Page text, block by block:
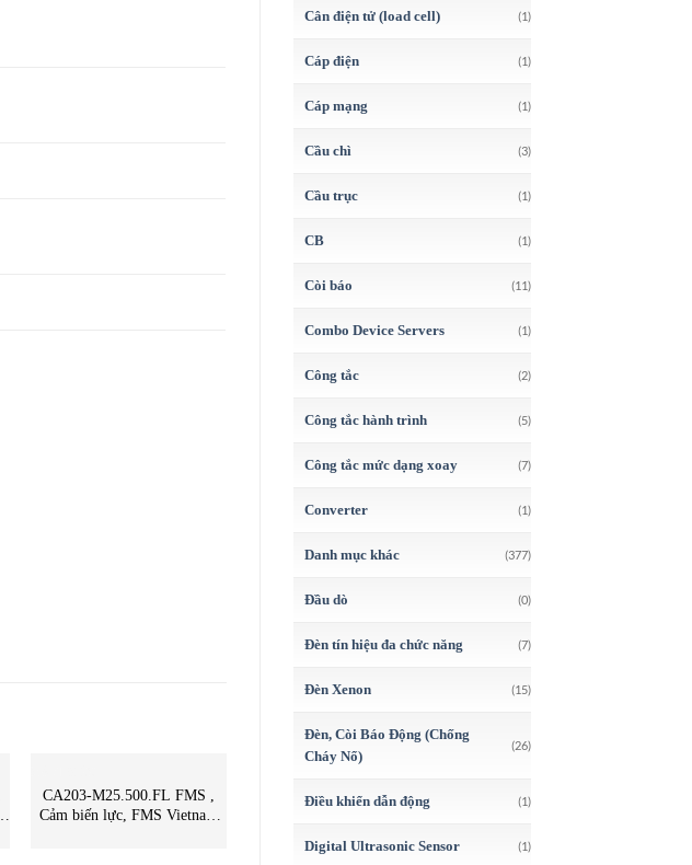
Cân điện tử (load cell) (1)
Cáp điện (1)
Cáp mạng (1)
Cầu chì (3)
Cầu trục (1)
CB (1)
Còi báo (11)
Combo Device Servers (1)
Công tắc (2)
Công tắc hành trình (5)
Công tắc mức dạng xoay (7)
Converter (1)
Danh mục khác (377)
Đầu dò (0)
Đèn tín hiệu đa chức năng (7)
Đèn Xenon (15)
Đèn, Còi Báo Động (Chống
Cháy Nổ)
(26)
Điều khiển dẫn động (1)
Digital Ultrasonic Sensor (1)
CA203-M25.500.FL FMS ,
Cảm biến lực, FMS Vietnam
BTL001W – BTL6-A110-
Vietnam | BTL001W – BTL6-
VLS-256PWB Cảm biến vị trí